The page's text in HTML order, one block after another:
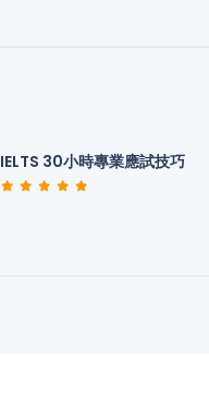
IELTS 30小時專業應試技巧